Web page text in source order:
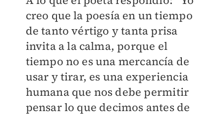
creo que la poesía en un tiempo
de tanto vértigo y tanta prisa
invita a la calma, porque el
tiempo no es una mercancía de
usar y tirar, es una experiencia
humana que nos debe permitir
pensar lo que decimos antes de